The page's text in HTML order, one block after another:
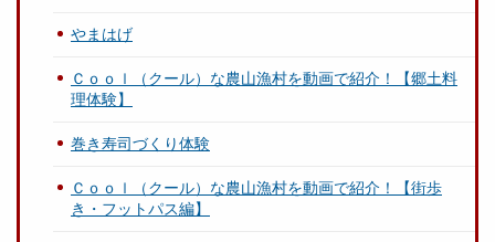
やまはげ
Ｃｏｏｌ（クール）な農山漁村を動画で紹介！【郷土料
理体験】
巻き寿司づくり体験
Ｃｏｏｌ（クール）な農山漁村を動画で紹介！【街歩
き・フットパス編】